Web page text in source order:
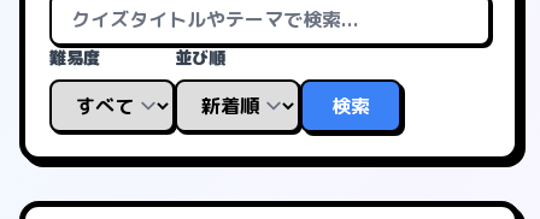
難易度 並び順
検索